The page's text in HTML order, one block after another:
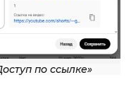
по ссылке»